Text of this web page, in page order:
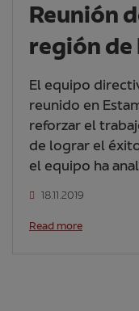
Reunión
región de
El equipo
reunido en
reforzar el
de lograr el
el equipo ha
18.11.2019
Read more